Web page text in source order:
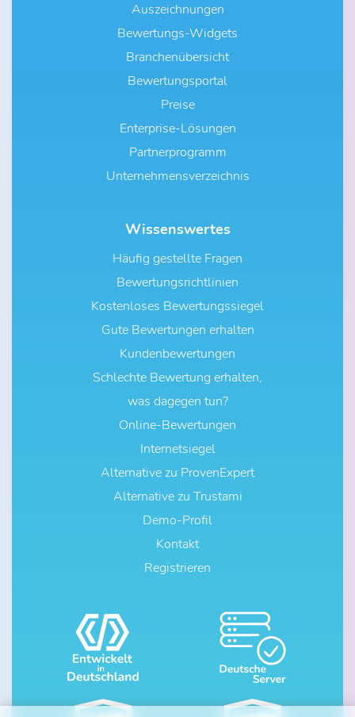
Auszeichnungen
Bewertungs-Widgets
Branchenübersicht
Bewertungsportal
Preise
Enterprise-Lösungen
Partnerprogramm
Unternehmensverzeichnis
Wissenswertes
Häufig gestellte Fragen
Bewertungsrichtlinien
Kostenloses Bewertungssiegel
Gute Bewertungen erhalten
Kundenbewertungen
Schlechte Bewertung erhalten,
was dagegen tun?
Online-Bewertungen
Internetsiegel
Alternative zu ProvenExpert
Alternative zu Trustami
Demo-Profil
Kontakt
Registrieren